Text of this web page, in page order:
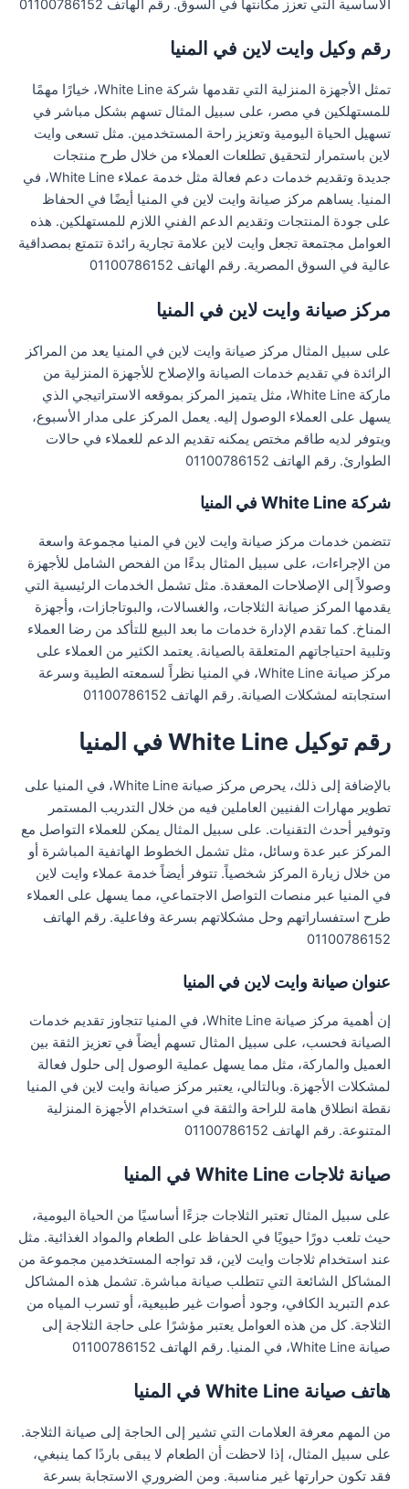
الأساسية التي تعزز مكانتها في السوق. رقم الهاتف 01100786152
رقم وكيل وايت لاين في المنيا
تمثل الأجهزة المنزلية التي تقدمها شركة White Line، خيارًا مهمًا
للمستهلكين في مصر، على سبيل المثال تسهم بشكل مباشر في
تسهيل الحياة اليومية وتعزيز راحة المستخدمين. مثل تسعى وايت
لاين باستمرار لتحقيق تطلعات العملاء من خلال طرح منتجات
جديدة وتقديم خدمات دعم فعالة مثل خدمة عملاء White Line، في
المنيا. يساهم مركز صيانة وايت لاين في المنيا أيضًا في الحفاظ
على جودة المنتجات وتقديم الدعم الفني اللازم للمستهلكين. هذه
العوامل مجتمعة تجعل وايت لاين علامة تجارية رائدة تتمتع بمصداقية
عالية في السوق المصرية. رقم الهاتف 01100786152
مركز صيانة وايت لاين في المنيا
على سبيل المثال مركز صيانة وايت لاين في المنيا يعد من المراكز
الرائدة في تقديم خدمات الصيانة والإصلاح للأجهزة المنزلية من
ماركة White Line، مثل يتميز المركز بموقعه الاستراتيجي الذي
يسهل على العملاء الوصول إليه. يعمل المركز على مدار الأسبوع،
ويتوفر لديه طاقم مختص يمكنه تقديم الدعم للعملاء في حالات
الطوارئ. رقم الهاتف 01100786152
شركة White Line في المنيا
تتضمن خدمات مركز صيانة وايت لاين في المنيا مجموعة واسعة
من الإجراءات، على سبيل المثال بدءًا من الفحص الشامل للأجهزة
وصولاً إلى الإصلاحات المعقدة. مثل تشمل الخدمات الرئيسية التي
يقدمها المركز صيانة الثلاجات، والغسالات، والبوتاجازات، وأجهزة
المناخ. كما تقدم الإدارة خدمات ما بعد البيع للتأكد من رضا العملاء
وتلبية احتياجاتهم المتعلقة بالصيانة. يعتمد الكثير من العملاء على
مركز صيانة White Line، في المنيا نظراً لسمعته الطيبة وسرعة
استجابته لمشكلات الصيانة. رقم الهاتف 01100786152
رقم توكيل White Line في المنيا
بالإضافة إلى ذلك، يحرص مركز صيانة White Line، في المنيا على
تطوير مهارات الفنيين العاملين فيه من خلال التدريب المستمر
وتوفير أحدث التقنيات. على سبيل المثال يمكن للعملاء التواصل مع
المركز عبر عدة وسائل، مثل تشمل الخطوط الهاتفية المباشرة أو
من خلال زيارة المركز شخصياً. تتوفر أيضاً خدمة عملاء وايت لاين
في المنيا عبر منصات التواصل الاجتماعي، مما يسهل على العملاء
طرح استفساراتهم وحل مشكلاتهم بسرعة وفاعلية. رقم الهاتف
01100786152
عنوان صيانة وايت لاين في المنيا
إن أهمية مركز صيانة White Line، في المنيا تتجاوز تقديم خدمات
الصيانة فحسب، على سبيل المثال تسهم أيضاً في تعزيز الثقة بين
العميل والماركة، مثل مما يسهل عملية الوصول إلى حلول فعالة
لمشكلات الأجهزة. وبالتالي، يعتبر مركز صيانة وايت لاين في المنيا
نقطة انطلاق هامة للراحة والثقة في استخدام الأجهزة المنزلية
المتنوعة. رقم الهاتف 01100786152
صيانة ثلاجات White Line في المنيا
على سبيل المثال تعتبر الثلاجات جزءًا أساسيًا من الحياة اليومية،
حيث تلعب دورًا حيويًا في الحفاظ على الطعام والمواد الغذائية. مثل
عند استخدام ثلاجات وايت لاين، قد تواجه المستخدمين مجموعة من
المشاكل الشائعة التي تتطلب صيانة مباشرة. تشمل هذه المشاكل
عدم التبريد الكافي، وجود أصوات غير طبيعية، أو تسرب المياه من
الثلاجة. كل من هذه العوامل يعتبر مؤشرًا على حاجة الثلاجة إلى
صيانة White Line، في المنيا. رقم الهاتف 01100786152
هاتف صيانة White Line في المنيا
من المهم معرفة العلامات التي تشير إلى الحاجة إلى صيانة الثلاجة.
على سبيل المثال، إذا لاحظت أن الطعام لا يبقى باردًا كما ينبغي،
فقد تكون حرارتها غير مناسبة. ومن الضروري الاستجابة بسرعة